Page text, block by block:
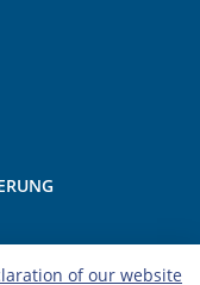
of our website